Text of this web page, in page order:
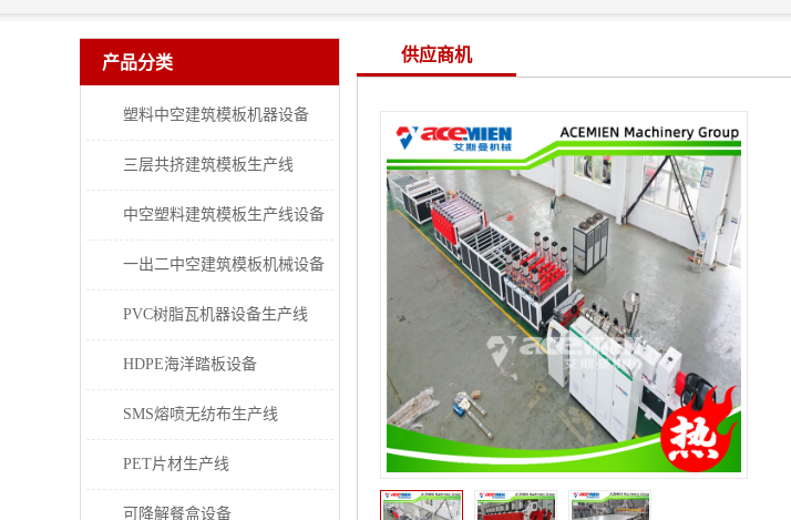
产品分类
塑料中空建筑模板机器设备
三层共挤建筑模板生产线
中空塑料建筑模板生产线设备
一出二中空建筑模板机械设备
PVC树脂瓦机器设备生产线
HDPE海洋踏板设备
SMS熔喷无纺布生产线
PET片材生产线
可降解餐盒设备
供应商机